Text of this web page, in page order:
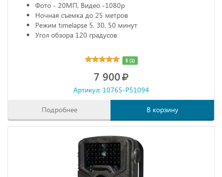
Фото - 20МП, Видео -1080р
Ночная съемка до 25 метров
Режим timelapse 5, 30, 50 минут
Угол обзора 120 градусов
5 (1)
7 900
Артикул: 10765-P51094
Подробнее В корзину